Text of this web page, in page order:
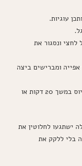
עוגיות.
לחצי ונסגור את
ומברישים ביצה
אופים בחום של 180 מעלות צלזיוס במשך 20 דקות או
ישתגעו לחלוטין את
בלי ללקק את